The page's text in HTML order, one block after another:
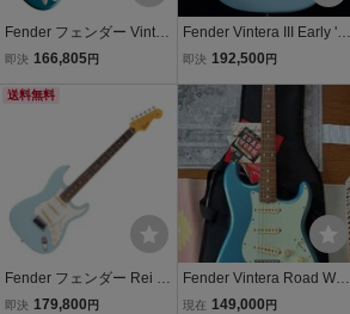
Fender フェンダー Vinter
a III Late '60s Stratocaster
レキギター ストラトキャ
即決 166,805円
Fender Vintera III Early '6
0s Stratocaster Sonic Blu
即決 192,500 円
送料無料
Fender フェンダー Rei St
ratocaster R246 RW Rei
即決 179,800 円
Fender Vintera Road Wor
n 60s Stratocaster Lake P
現在 149,000 円